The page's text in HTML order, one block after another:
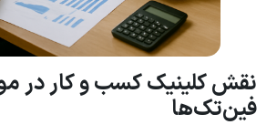
نقش کلینیک کسب و کار در
فین‌تک‌ها